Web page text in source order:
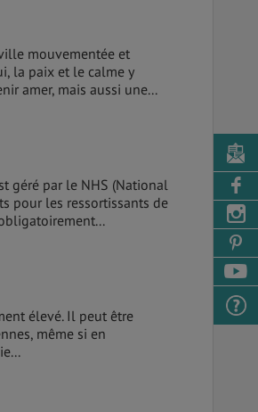
mouvementée et
la paix et le calme y
amer, mais aussi une...
géré par le NHS (National
pour les ressortissants de
élevé. Il peut être
même si en